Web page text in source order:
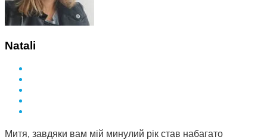
Natali
Митя, завдяки вам мій минулий рік став набагато